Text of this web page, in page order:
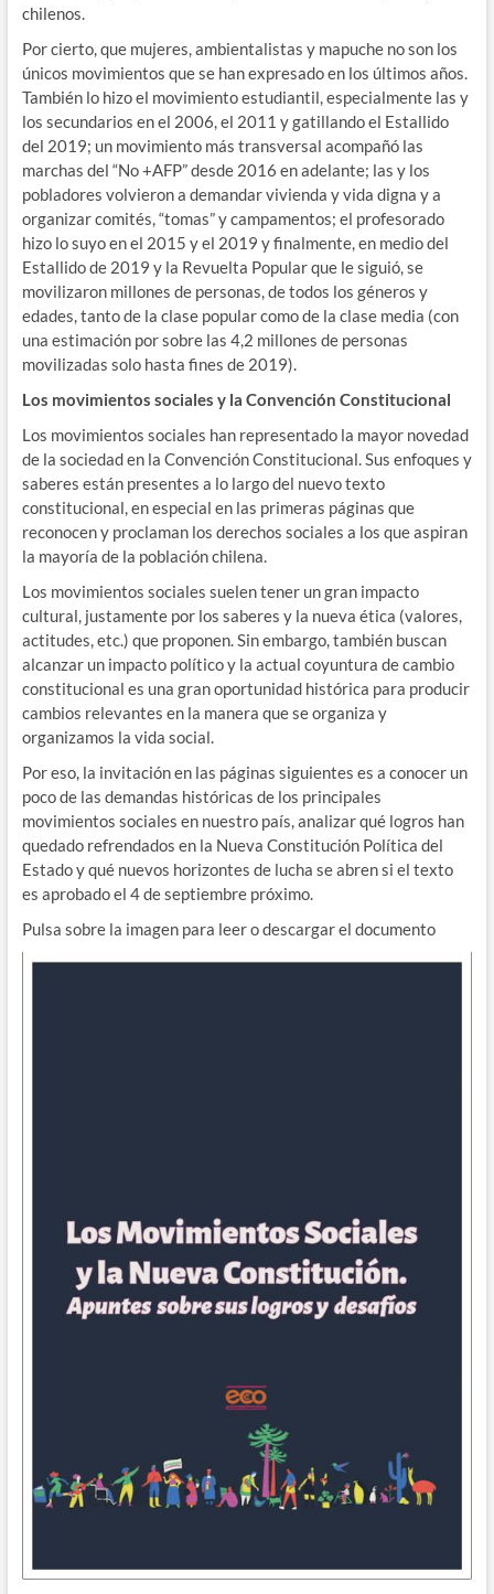
chilenos.
Por cierto, que mujeres, ambientalistas y mapuche no son los
únicos movimientos que se han expresado en los últimos años.
También lo hizo el movimiento estudiantil, especialmente las y
los secundarios en el 2006, el 2011 y gatillando el Estallido
del 2019; un movimiento más transversal acompañó las
marchas del “No +AFP” desde 2016 en adelante; las y los
pobladores volvieron a demandar vivienda y vida digna y a
organizar comités, “tomas” y campamentos; el profesorado
hizo lo suyo en el 2015 y el 2019 y finalmente, en medio del
Estallido de 2019 y la Revuelta Popular que le siguió, se
movilizaron millones de personas, de todos los géneros y
edades, tanto de la clase popular como de la clase media (con
una estimación por sobre las 4,2 millones de personas
movilizadas solo hasta fines de 2019).
Los movimientos sociales y la Convención Constitucional
Los movimientos sociales han representado la mayor novedad
de la sociedad en la Convención Constitucional. Sus enfoques y
saberes están presentes a lo largo del nuevo texto
constitucional, en especial en las primeras páginas que
reconocen y proclaman los derechos sociales a los que aspiran
la mayoría de la población chilena.
Los movimientos sociales suelen tener un gran impacto
cultural, justamente por los saberes y la nueva ética (valores,
actitudes, etc.) que proponen. Sin embargo, también buscan
alcanzar un impacto político y la actual coyuntura de cambio
constitucional es una gran oportunidad histórica para producir
cambios relevantes en la manera que se organiza y
organizamos la vida social.
Por eso, la invitación en las páginas siguientes es a conocer un
poco de las demandas históricas de los principales
movimientos sociales en nuestro país, analizar qué logros han
quedado refrendados en la Nueva Constitución Política del
Estado y qué nuevos horizontes de lucha se abren si el texto
es aprobado el 4 de septiembre próximo.
Pulsa sobre la imagen para leer o descargar el documento